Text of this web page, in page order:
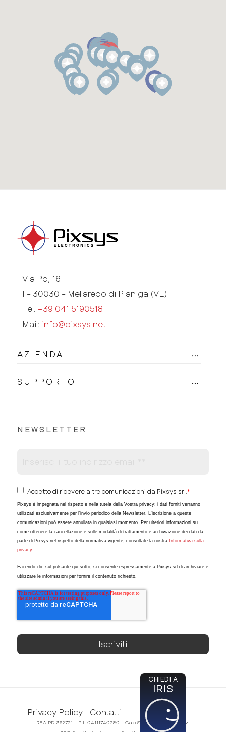
Via Po, 16
I - 30030 - Mellaredo di Pianiga (VE)
Tel. +39 041 5190518
Mail: info@pixsys.net
AZIENDA
SUPPORTO
NEWSLETTER
Accetto di ricevere altre comunicazioni da Pixsys srl. *
Pixsys è impegnata nel rispetto e nella tutela della Vostra privacy; i dati forniti verranno
utilizzati esclusivamente per l'invio periodico della Newsletter. L'iscrizione a queste
comunicazioni può essere annullata in qualsiasi momento. Per ulteriori informazioni su
come ottenere la cancellazione e sulle modalità di trattamento e archiviazione dei dati da
parte di Pixsys nel rispetto della normativa vigente, consultate la nostra Informativa sulla
privacy.
Facendo clic sul pulsante qui sotto, si consente espressamente a Pixsys srl di archiviare e
utilizzare le informazioni per fornire il contenuto richiesto.
Privacy Policy Contatti
REA PD 362721 - P.I. 04111740280 - Cap.Soc. 50.000,00€ i.v.
CHIEDI A
IRIS